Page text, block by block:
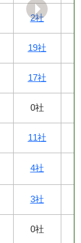
2社
19社
17社
0社
11社
4社
3社
0社